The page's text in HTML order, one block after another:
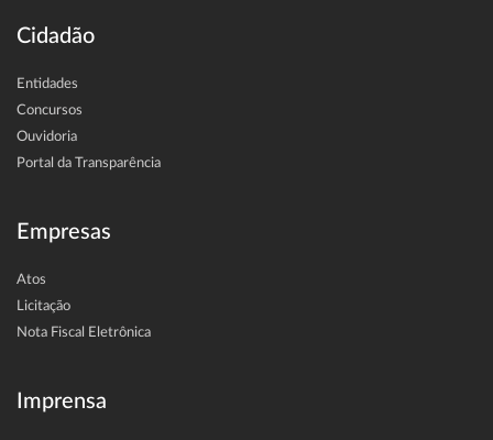
Cidadão
Entidades
Concursos
Ouvidoria
Portal da Transparência
Empresas
Atos
Licitação
Nota Fiscal Eletrônica
Imprensa